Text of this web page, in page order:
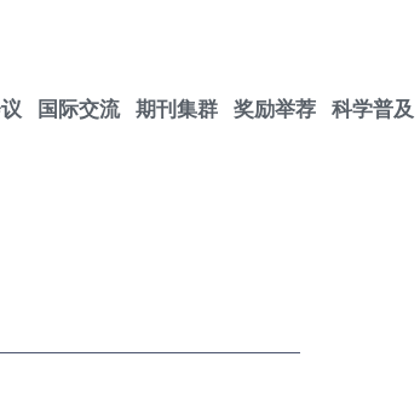
国际交流 期刊集群 奖励举荐 科学普及